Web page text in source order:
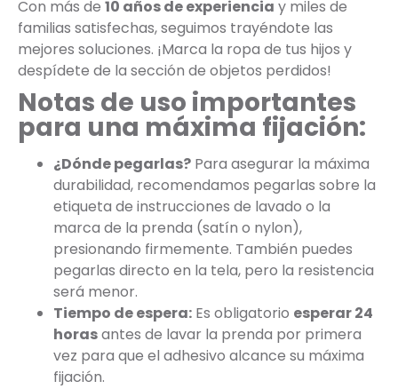
Con más de 10 años de experiencia y miles de
familias satisfechas, seguimos trayéndote las
mejores soluciones. ¡Marca la ropa de tus hijos y
despídete de la sección de objetos perdidos!
Notas de uso importantes
para una máxima fijación:
¿Dónde pegarlas? Para asegurar la máxima
durabilidad, recomendamos pegarlas sobre la
etiqueta de instrucciones de lavado o la
marca de la prenda (satín o nylon),
presionando firmemente. También puedes
pegarlas directo en la tela, pero la resistencia
será menor.
Tiempo de espera: Es obligatorio esperar 24
horasantes de lavar la prenda por primera
vez para que el adhesivo alcance su máxima
fijación.